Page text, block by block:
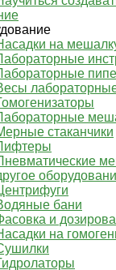
на
стаканчики
бани
и
на